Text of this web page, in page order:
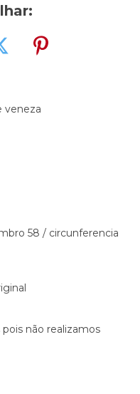
veneza
58 / circunferencia
não realizamos